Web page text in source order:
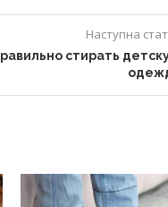
Наступна
стирать